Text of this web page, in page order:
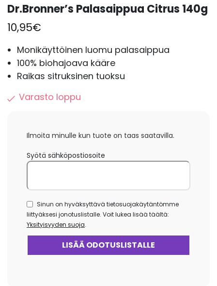
Dr.Bronner’s Palasaippua Citrus 140g
10,95€
Monikäyttöinen luomu palasaippua
100% biohajoava kääre
Raikas sitruksinen tuoksu
Varasto loppu
Ilmoita minulle kun tuote on taas saatavilla.
Syötä sähköpostiosoite
Sinun on hyväksyttävä tietosuojakäytäntömme
liittyäksesi jonotuslistalle. Voit lukea lisää täältä:
Yksityisyyden suoja.